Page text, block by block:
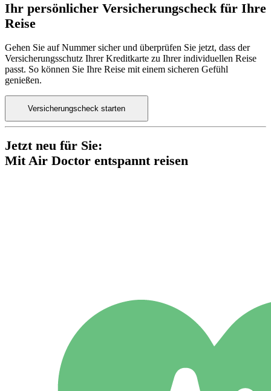
Ihr persönlicher Versicherungscheck für Ihre
Reise
Gehen Sie auf Nummer sicher und überprüfen Sie jetzt, dass der
Versicherungsschutz Ihrer Kreditkarte zu Ihrer individuellen Reise
passt. So können Sie Ihre Reise mit einem sicheren Gefühl
genießen.
Versicherungscheck starten
Jetzt neu für Sie:
Mit Air Doctor entspannt reisen